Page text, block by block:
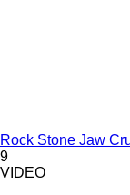
Rock Stone Jaw
9
VIDEO